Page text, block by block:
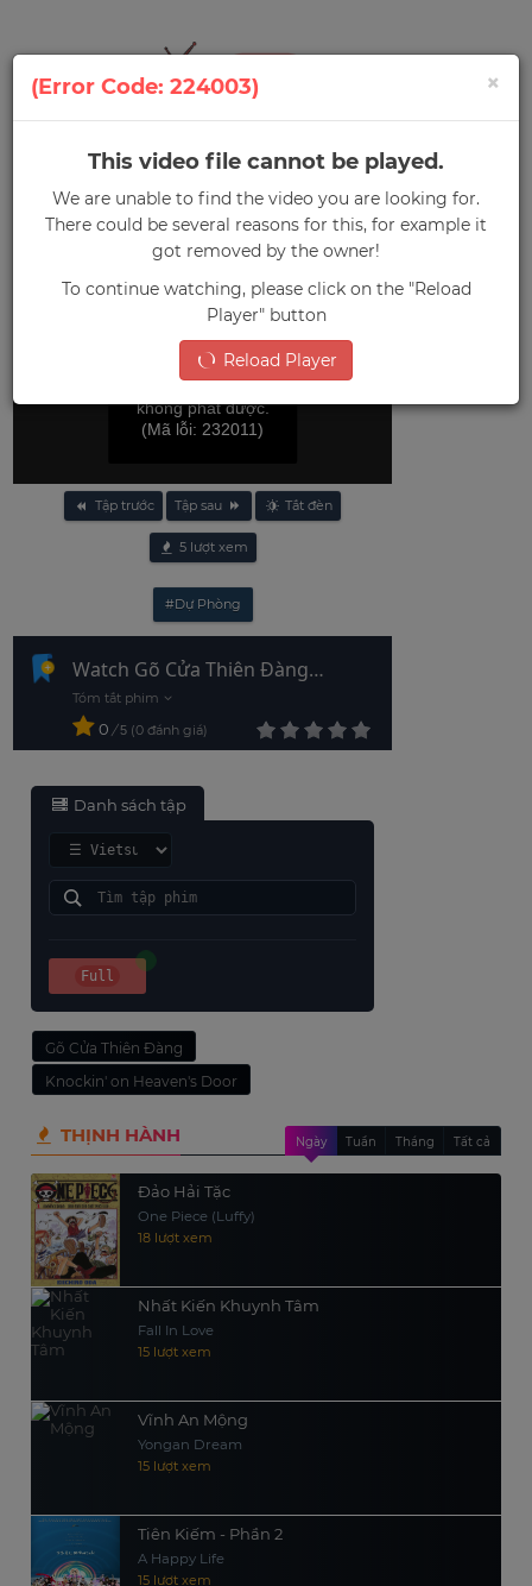
Menu
Gõ Cửa Thiên Đàng
File video này
không phát được.
(Mã lỗi: 232011)
Tập trước Tập sau Tắt đèn
5lượt xem
#Dự Phòng
Watch Gõ Cửa Thiên Đàng
Vietsub - HD
0 / 5 0 đánh giá
Danh sách tập
Full
Gõ Cửa Thiên Đàng
Knockin' on Heaven's Door
THỊNH HÀNH Ngày Tuần Tháng Tất cả
Đảo Hải Tặc
One Piece (Luffy)
18 lượt xem
Nhất Kiến Khuynh Tâm
Fall In Love
15 lượt xem
Vĩnh An Mộng
Yongan Dream
15 lượt xem
Tiên Kiếm - Phần 2
A Happy Life
15 lượt xem
×
(Error Code: 224003)
This video file cannot be played.
We are unable to find the video you are looking for.
There could be several reasons for this, for example it
got removed by the owner!
To continue watching, please click on the "Reload
Player" button
Reload Player